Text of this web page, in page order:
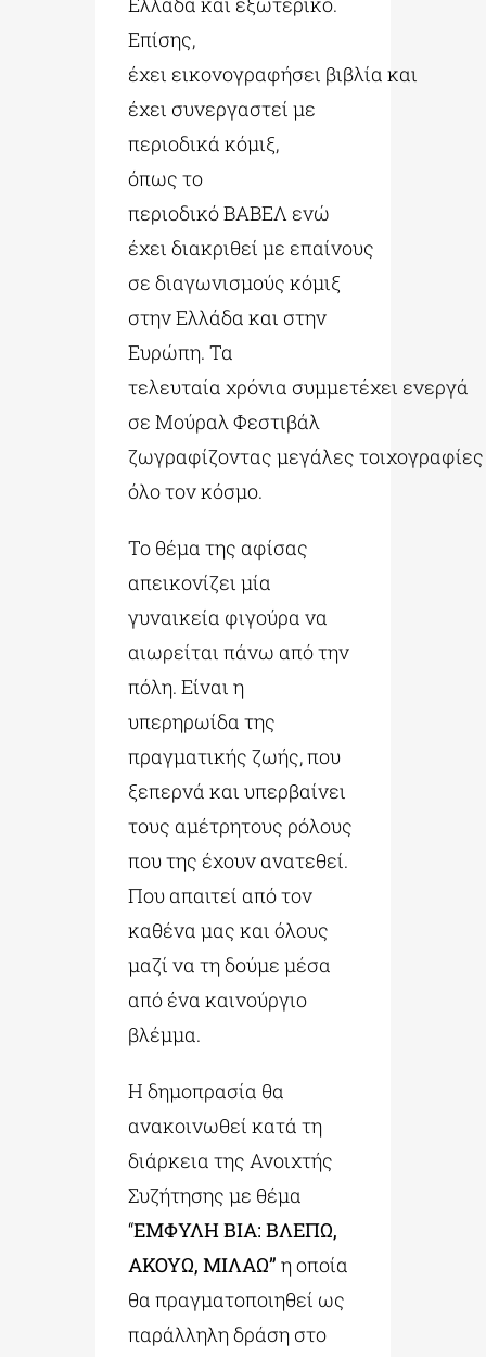
Επίσης,
έχει εικονογραφήσει βιβλία και
έχει συνεργαστεί με
περιοδικά κόμιξ,
όπως το
περιοδικό ΒΑΒΕΛ ενώ
έχει διακριθεί με επαίνους
σε διαγωνισμούς κόμιξ
στην Ελλάδα και στην
Ευρώπη. Τα
τελευταία χρόνια συμμετέχει ενεργά
σε Μούραλ Φεστιβάλ
ζωγραφίζοντας μεγάλες
όλο τον κόσμο.
Το θέμα της αφίσας
απεικονίζει μία
γυναικεία φιγούρα να
αιωρείται πάνω από την
πόλη. Είναι η
υπερηρωίδα της
πραγματικής ζωής, που
ξεπερνά και υπερβαίνει
τους αμέτρητους ρόλους
που της έχουν ανατεθεί.
Που απαιτεί από τον
καθένα μας και όλους
μαζί να τη δούμε μέσα
από ένα καινούργιο
βλέμμα.
Η δημοπρασία θα
ανακοινωθεί κατά τη
διάρκεια της Ανοιχτής
Συζήτησης με θέμα
“ΕΜΦΥΛΗ ΒΙΑ: ΒΛΕΠΩ,
ΑΚΟΥΩ, ΜΙΛΑΩ” η οποία
θα πραγματοποιηθεί ως
παράλληλη δράση στο